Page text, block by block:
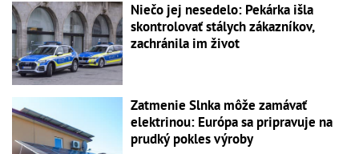
Niečo jej nesedelo: Pekárka išla
skontrolovať stálych zákazníkov,
zachránila im život
Zatmenie Slnka môže zamávať
elektrinou: Európa sa pripravuje na
prudký pokles výroby